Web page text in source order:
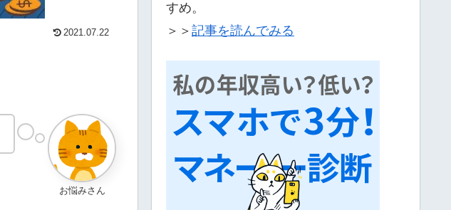
2021.07.22
お悩みさん
すめ。
＞＞ 記事を読んでみる